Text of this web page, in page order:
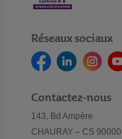
Réseaux sociaux
Contactez-nous
143, Bd Ampère
CHAURAY – CS 90000